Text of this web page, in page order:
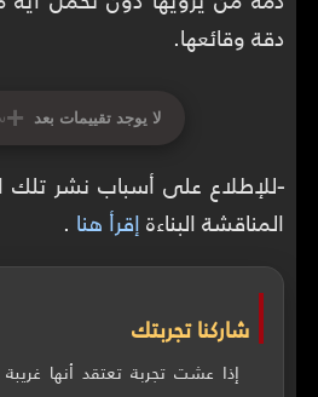
دقة وقائعها.
لا يوجد تقييمات بعد +
-للإطلاع على أسباب نشر
المناقشة البناءةإقرأ هنا .
شاركنا تجربتك
إذا عشت تجربة تعتقد أنها